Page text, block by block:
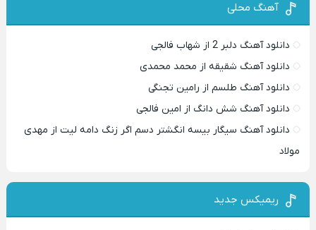
آهنگ محلی
دانلود آهنگ دلبر 2 از شهاب فالجی
دانلود آهنگ شقیقه از محمد محمدی
دانلود آهنگ طلسم از رامین تجنگی
دانلود آهنگ شش دانگ از امین فالجی
دانلود آهنگ سیگار بیسه انگشتر دسم اگر زنگ دامه لیت از مهدی
مولاد
ریمیکس جدید